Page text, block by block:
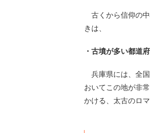
古くから信仰の
きは、
・古墳が多い都道
兵庫県には、全国
おいてこの地が非
かける、太古のロ